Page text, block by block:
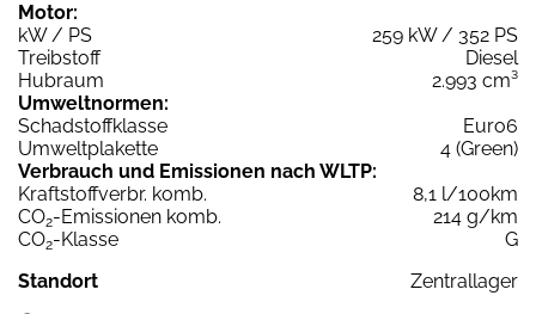
Motor:
kW / PS
259 kW / 352 PS
Treibstoff
Diesel
Hubraum
2.993 cm³
Umweltnormen:
Schadstoffklasse
Euro6
Umweltplakette
4 (Green)
Verbrauch und Emissionen nach WLTP:
Kraftstoffverbr. komb.
8,1 l/100km
CO2-Emissionen komb.
214 g/km
CO2-Klasse
G
Standort
Zentrallager